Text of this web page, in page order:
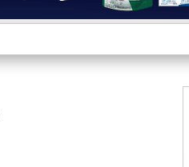
店舗サービス
ネット取り置き